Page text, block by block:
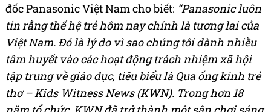
đốc Panasonic Việt Nam cho biết: “Panasonic luôn
tin rằng thế hệ trẻ hôm nay chính là tương lai của
Việt Nam. Đó là lý do vì sao chúng tôi dành nhiều
tâm huyết vào các hoạt động trách nhiệm xã hội
tập trung về giáo dục, tiêu biểu là Qua ống kính trẻ
thơ – Kids Witness News (KWN). Trong hơn 18